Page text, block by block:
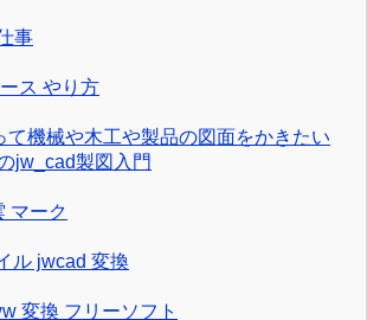
事
ス やり方
て機械や木工や製品の図面をかきたい
jw_cad製図入門
マーク
ル jwcad 変換
変換 フリーソフト